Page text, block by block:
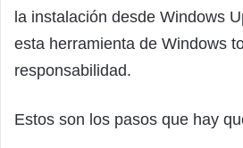
la instalación desde Windows
esta herramienta de Windows
responsabilidad.
Estos son los pasos que hay